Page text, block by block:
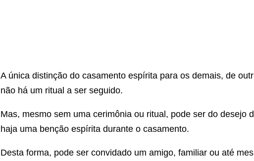
A única distinção do casamento espírita para os demais, de
não há um ritual a ser seguido.
Mas, mesmo sem uma cerimônia ou ritual, pode ser do desejo
haja uma benção espírita durante o casamento.
Desta forma, pode ser convidado um amigo, familiar ou até